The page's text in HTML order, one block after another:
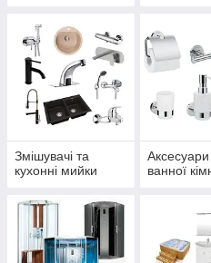
Змішувачі та
кухонні мийки
ванної